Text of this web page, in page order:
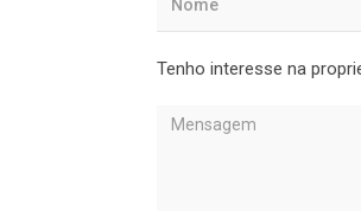
Tenho interesse na